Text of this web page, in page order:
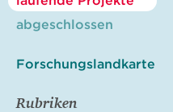
abgeschlossen
Forschungslandkarte
Rubriken